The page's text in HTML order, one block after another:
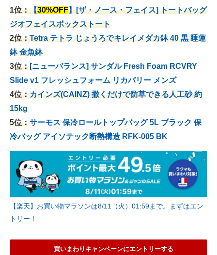
1位：【30%OFF】[ザ・ノース・フェイス] トートバッグ
ジオフェイスボックストート
2位：Tetra テトラ じょうろでキレイメダカ鉢 40 黒 睡蓮
鉢 金魚鉢
3位：[ニューバランス] サンダル Fresh Foam RCVRY
Slide v1 フレッシュフォーム リカバリー メンズ
4位：カインズ(CAINZ) 撒くだけで防草できる人工砂 約
15kg
5位：サーモス 保冷ロールトップバッグ 5L ブラック 保
冷バッグ アイソテック断熱構造 RFK-005 BK
【楽天】お買い物マラソンは8/11（火）01:59まで。まずはエン
トリー！
買いまわりキャンペーンにエントリーする